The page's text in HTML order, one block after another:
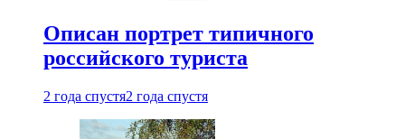
Описан портрет типичного
российского туриста
2 года спустя2 года спустя